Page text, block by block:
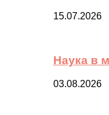
15.07.2026
Наука в
03.08.2026